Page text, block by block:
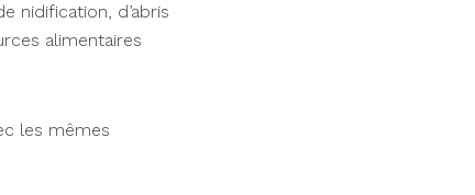
nidification, d’abris
alimentaires
les mêmes